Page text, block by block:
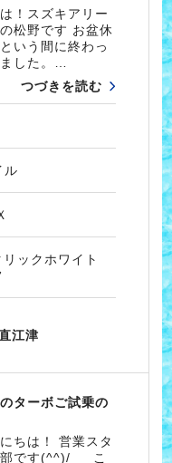
！スズキアリー
松野です お盆休
いう間に終わっ
した。…
つづきを読む
ル
ックホワイト
江津
ターボご試乗の
ちは！ 営業スタ
部です(^^)/ こ